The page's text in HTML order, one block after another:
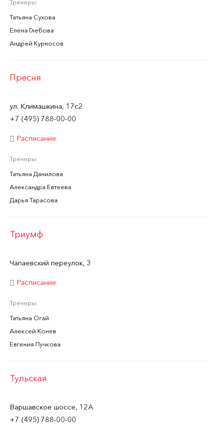
Тренеры:
Татьяна Сухова
Елена Глебова
Андрей Курносов
Пресня
ул. Климашкина, 17с2
+7 (495) 788-00-00
Расписание
Тренеры:
Татьяна Данилова
Александра Евтеева
Дарья Тарасова
Триумф
Чапаевский переулок, 3
Расписание
Тренеры:
Татьяна Огай
Алексей Конев
Евгения Пучкова
Тульская
Варшавское шоссе, 12А
+7 (495) 788-00-00